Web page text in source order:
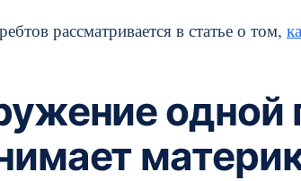
рассматривается в статье о том,
одной